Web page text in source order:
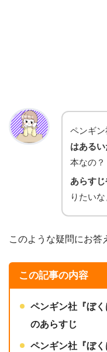
ペンギ
はあるい
本なの？
あらす
りたい
このような疑問にお答
この記事の内容
ペンギン社 『ぼ
のあらすじ
ペンギン社 『ぼ